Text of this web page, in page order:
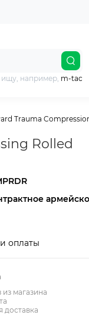
ищу, например, m-tac
Trauma
Rolled
оплаты
магазина
доставка